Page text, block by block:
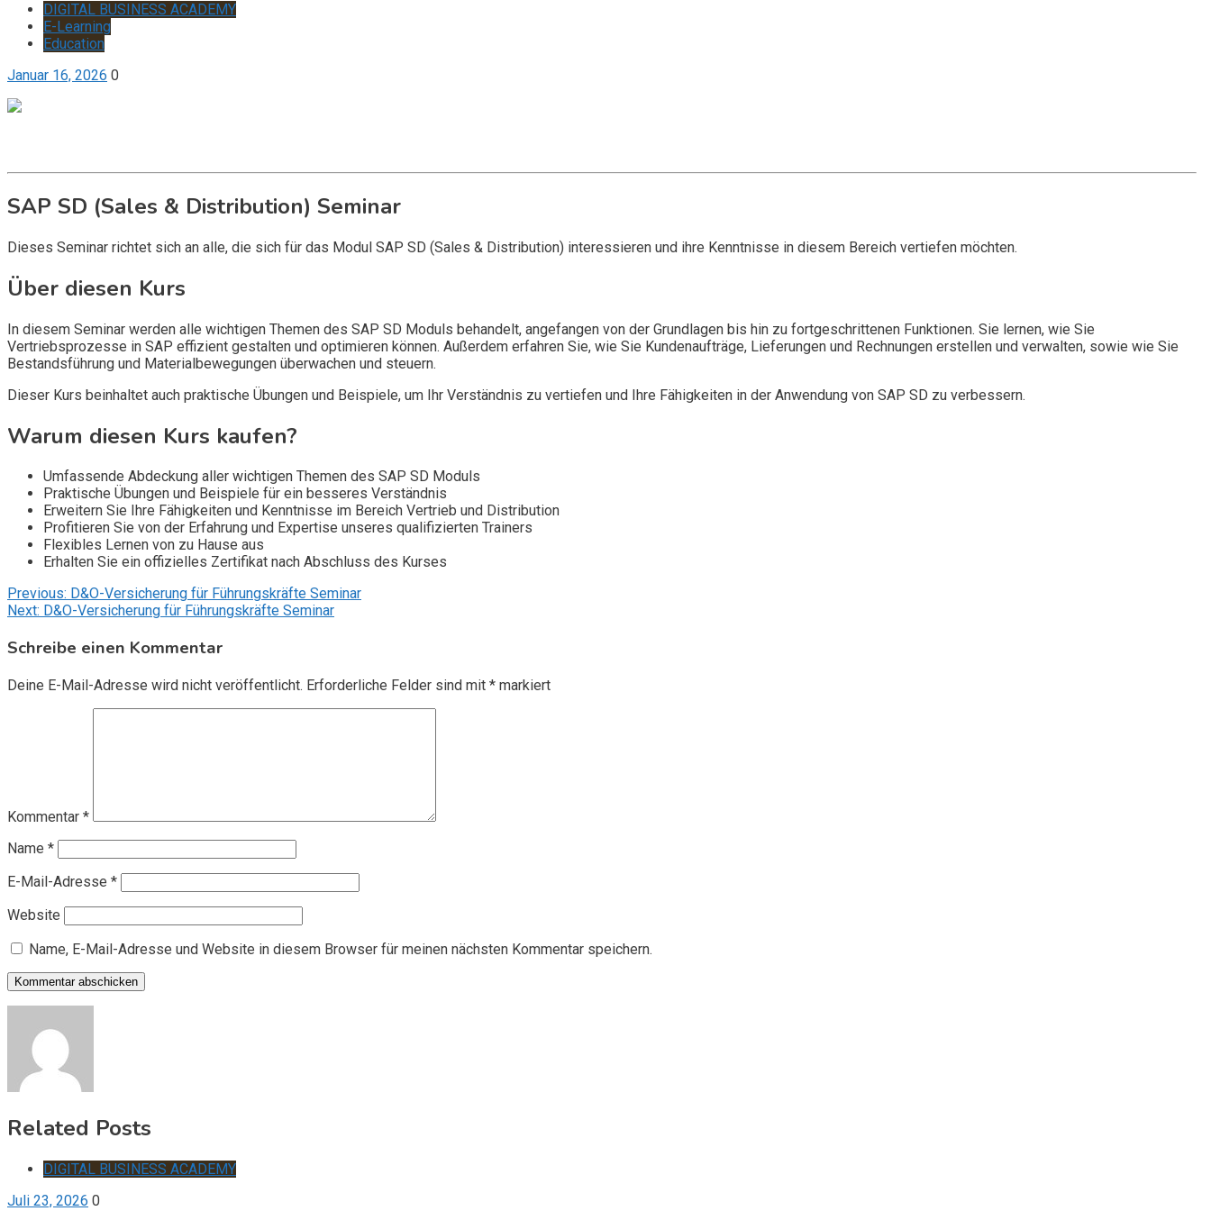
DIGITAL BUSINESS ACADEMY
E-Learning
Education
Januar 16, 2026 0
SAP SD (Sales & Distribution) Seminar
Dieses Seminar richtet sich an alle, die sich für das Modul SAP SD (Sales & Distribution) interessieren und ihre Kenntnisse in diesem Bereich vertiefen möchten.
Über diesen Kurs
In diesem Seminar werden alle wichtigen Themen des SAP SD Moduls behandelt, angefangen von der Grundlagen bis hin zu fortgeschrittenen Funktionen. Sie lernen, wie Sie
Vertriebsprozesse in SAP effizient gestalten und optimieren können. Außerdem erfahren Sie, wie Sie Kundenaufträge, Lieferungen und Rechnungen erstellen und verwalten, sowie wie Sie
Bestandsführung und Materialbewegungen überwachen und steuern.
Dieser Kurs beinhaltet auch praktische Übungen und Beispiele, um Ihr Verständnis zu vertiefen und Ihre Fähigkeiten in der Anwendung von SAP SD zu verbessern.
Warum diesen Kurs kaufen?
Umfassende Abdeckung aller wichtigen Themen des SAP SD Moduls
Praktische Übungen und Beispiele für ein besseres Verständnis
Erweitern Sie Ihre Fähigkeiten und Kenntnisse im Bereich Vertrieb und Distribution
Profitieren Sie von der Erfahrung und Expertise unseres qualifizierten Trainers
Flexibles Lernen von zu Hause aus
Erhalten Sie ein offizielles Zertifikat nach Abschluss des Kurses
Beitragsnavigation
Previous: D&O-Versicherung für Führungskräfte Seminar
Next: D&O-Versicherung für Führungskräfte Seminar
Schreibe einen Kommentar
Deine E-Mail-Adresse wird nicht veröffentlicht. Erforderliche Felder sind mit * markiert
Kommentar *
Name *
E-Mail-Adresse *
Website
Name, E-Mail-Adresse und Website in diesem Browser für meinen nächsten Kommentar speichern.
Related Posts
DIGITAL BUSINESS ACADEMY
Juli 23, 2026 0